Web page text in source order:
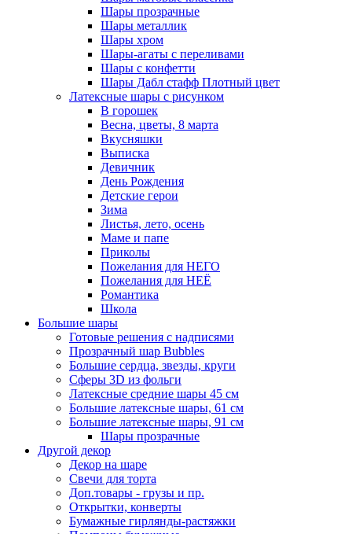
Шары прозрачные
Шары металлик
Шары хром
Шары-агаты с переливами
Шары с конфетти
Шары Дабл стафф Плотный цвет
Латексные шары с рисунком
В горошек
Весна, цветы, 8 марта
Вкусняшки
Выписка
Девичник
День Рождения
Детские герои
Зима
Листья, лето, осень
Маме и папе
Приколы
Пожелания для НЕГО
Пожелания для НЕЁ
Романтика
Школа
Большие шары
Готовые решения с надписями
Прозрачный шар Bubbles
Большие сердца, звезды, круги
Сферы 3D из фольги
Латексные средние шары 45 см
Большие латексные шары, 61 см
Большие латексные шары, 91 см
Шары прозрачные
Другой декор
Декор на шаре
Свечи для торта
Доп.товары - грузы и пр.
Открытки, конверты
Бумажные гирлянды-растяжки